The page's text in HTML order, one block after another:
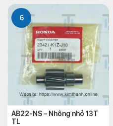
6
AB22-NS – Nhông nhỏ 13T
TL